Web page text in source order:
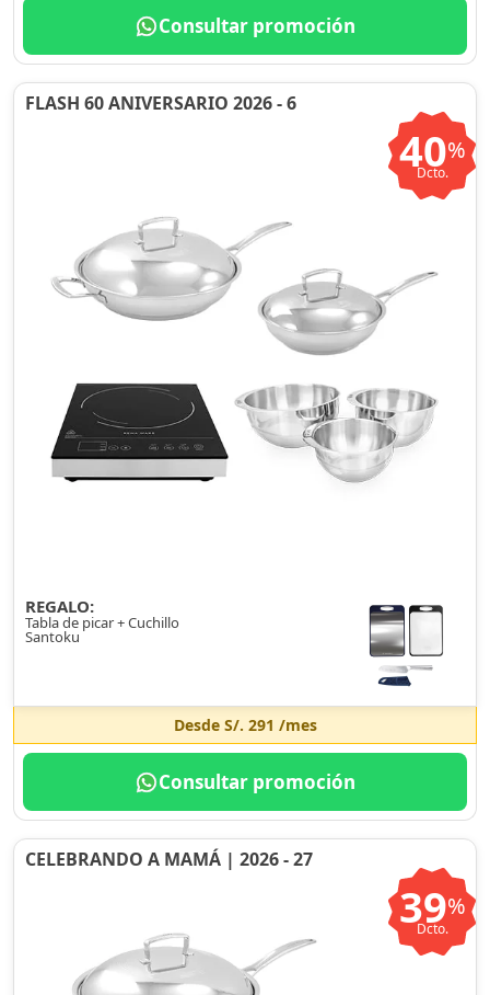
Consultar promoción
FLASH 60 ANIVERSARIO 2026 - 6
40%
Dcto.
REGALO:
Tabla de picar + Cuchillo
Santoku
Desde S/. 291 /mes
Consultar promoción
CELEBRANDO A MAMÁ | 2026 - 27
39%
Dcto.